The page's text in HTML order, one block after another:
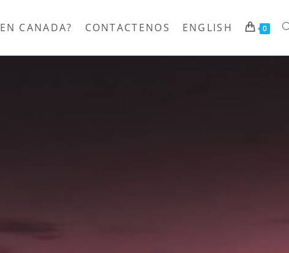
EN CANADA? CONTACTENOS ENGLISH 0